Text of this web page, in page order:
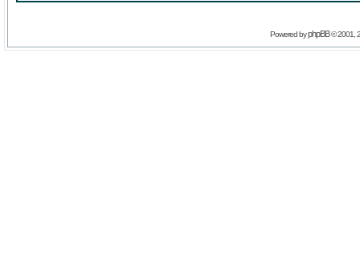
Powered byphpBB© 2001,